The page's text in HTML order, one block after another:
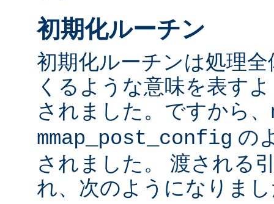
初期化ルーチン
初期化ルーチンは処理
くるような意味を表す
されました。ですから、
mmap_post_config の
されました。 渡される
れ、次のようになりま